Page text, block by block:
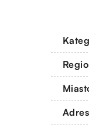
Adres